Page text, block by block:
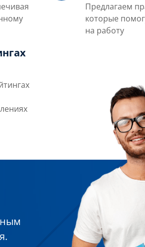
Предлагаем
которые
на работу